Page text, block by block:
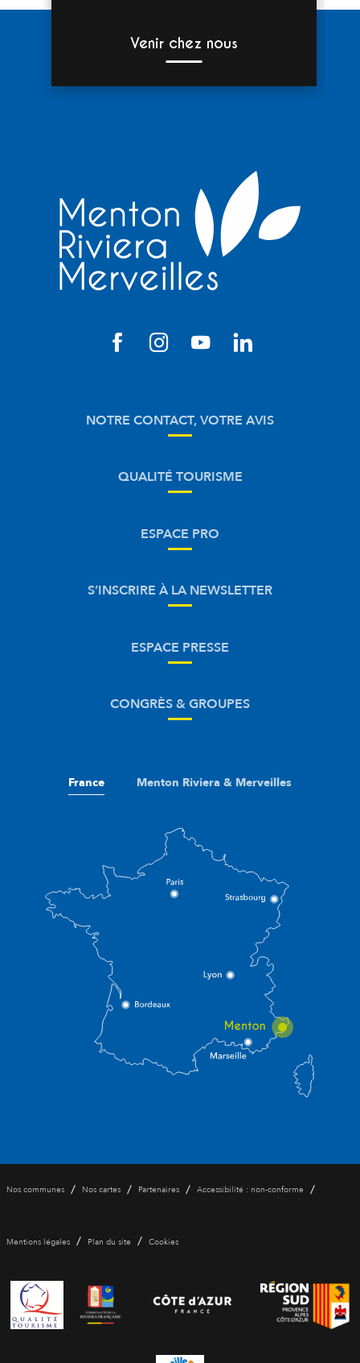
Venir chez nous
NOTRE CONTACT, VOTRE AVIS
QUALITÉ TOURISME
ESPACE PRO
S’INSCRIRE À LA NEWSLETTER
ESPACE PRESSE
CONGRÈS & GROUPES
France Menton Riviera & Merveilles
Nos communes / Nos cartes / Partenaires / Accessibilité : non-conforme /
Mentions légales / Plan du site / Cookies